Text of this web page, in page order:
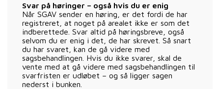
Svar på høringer – også hvis du er enig
Når SGAV sender en høring, er det fordi de har
registreret, at noget på arealet ikke er som det
indberettede. Svar altid på høringsbreve, også
selvom du er enig i det, de har skrevet. Så snart
du har svaret, kan de gå videre med
sagsbehandlingen. Hvis du ikke svarer, skal de
vente med at gå videre med sagsbehandlingen til
svarfristen er udløbet – og så ligger sagen
nederst i bunken.